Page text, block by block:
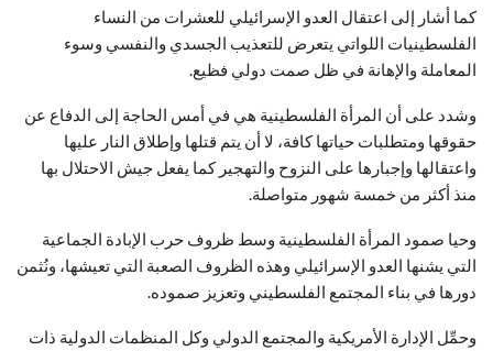
كما أشار إلى اعتقال العدو الإسرائيلي للعشرات من النساء
الفلسطينيات اللواتي يتعرض للتعذيب الجسدي والنفسي وسوء
المعاملة والإهانة في ظل صمت دولي فظيع.
وشدد على أن المرأة الفلسطينية هي في أمس الحاجة إلى الدفاع عن
حقوقها ومتطلبات حياتها كافة، لا أن يتم قتلها وإطلاق النار عليها
واعتقالها وإجبارها على النزوح والتهجير كما يفعل جيش الاحتلال بها
منذ أكثر من خمسة شهور متواصلة.
وحيا صمود المرأة الفلسطينية وسط ظروف حرب الإبادة الجماعية
التي يشنها العدو الإسرائيلي وهذه الظروف الصعبة التي تعيشها، ونُثمن
دورها في بناء المجتمع الفلسطيني وتعزيز صموده.
وحمِّل الإدارة الأمريكية والمجتمع الدولي وكل المنظمات الدولية ذات